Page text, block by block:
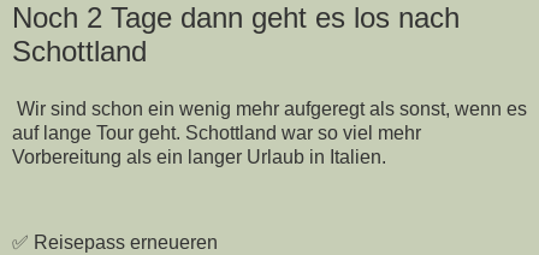
Noch 2 Tage dann geht es los nach
Schottland
Wir sind schon ein wenig mehr aufgeregt als sonst, wenn es
auf lange Tour geht. Schottland war so viel mehr
Vorbereitung als ein langer Urlaub in Italien.
✅ Reisepass erneueren